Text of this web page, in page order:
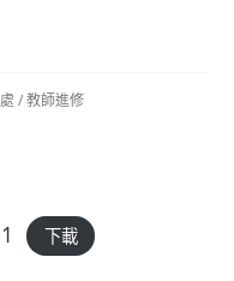
/ 教師進修
下載